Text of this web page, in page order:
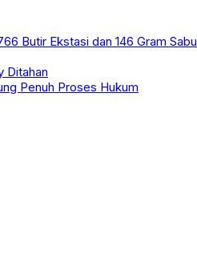
Butir Ekstasi dan 146 Gram Sabu
Ditahan
Penuh Proses Hukum